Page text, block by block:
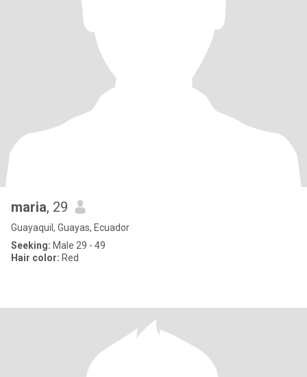
maria, 29
Guayaquil, Guayas, Ecuador
Seeking: Male 29 - 49
Hair color: Red